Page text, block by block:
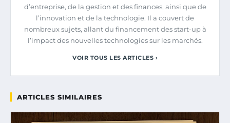
d’entreprise, de la gestion et des finances, ainsi que de
l’innovation et de la technologie. Il a couvert de
nombreux sujets, allant du financement des start-up à
l’impact des nouvelles technologies sur les marchés.
VOIR TOUS LES ARTICLES ›
ARTICLES SIMILAIRES